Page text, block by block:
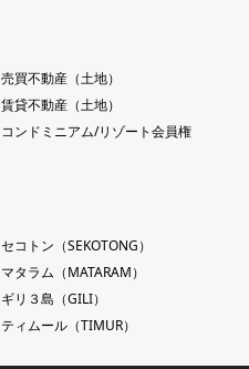
売買不動産（土地）
賃貸不動産（土地）
コンドミニアム/リゾート会員権
セコトン（SEKOTONG）
マタラム（MATARAM）
ギリ３島（GILI）
ティムール（TIMUR）